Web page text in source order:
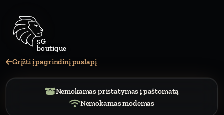
5G
bout
Grįžti į pagrindinį puslapį
Nemokamas pristatymas į paštomatą
Nemokamas modemas